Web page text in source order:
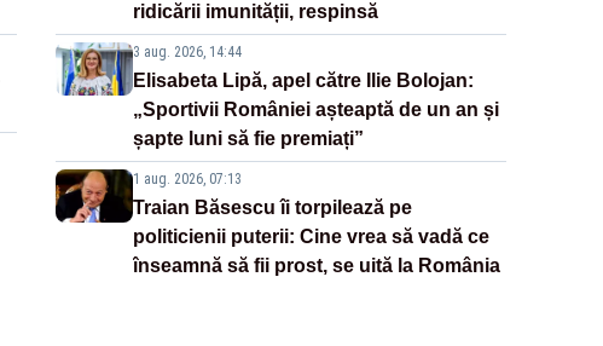
ridicării imunității, respinsă
3 aug. 2026, 14:44
Elisabeta Lipă, apel către Ilie Bolojan:
„Sportivii României așteaptă de un an și
șapte luni să fie premiați”
1 aug. 2026, 07:13
Traian Băsescu îi torpilează pe
politicienii puterii: Cine vrea să vadă ce
înseamnă să fii prost, se uită la România